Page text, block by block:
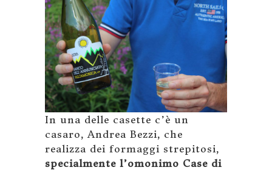
In una delle casette c’è un
casaro, Andrea Bezzi, che
realizza dei formaggi strepitosi,
specialmente l’omonimo Case di